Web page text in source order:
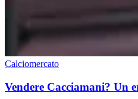
Calciomercato
Vendere Cacciamani? Un